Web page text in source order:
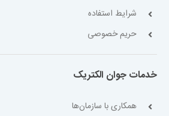
شرایط استفاده
حریم خصوصی
خدمات جوان الکتریک
همکاری با سازمان‌ها